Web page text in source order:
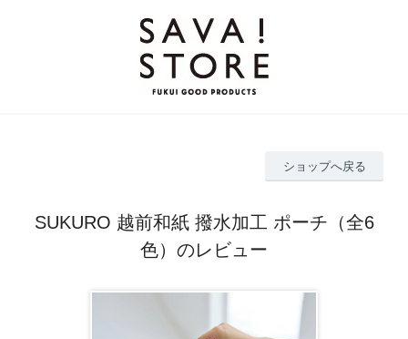
ショップへ戻る
SUKURO 越前和紙 撥水加工 ポーチ（全6
色）のレビュー